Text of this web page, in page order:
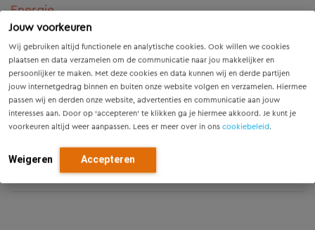
Jouw voorkeuren
Wij gebruiken altijd functionele en analytische cookies. Ook willen we cookies
plaatsen en data verzamelen om de communicatie naar jou makkelijker en
persoonlijker te maken. Met deze cookies en data kunnen wij en derde partijen
jouw internetgedrag binnen en buiten onze website volgen en verzamelen. Hiermee
passen wij en derden onze website, advertenties en communicatie aan jouw
interesses aan. Door op ‘accepteren’ te klikken ga je hiermee akkoord. Je kunt je
voorkeuren altijd weer aanpassen. Lees er meer over in ons cookiebeleid.
Weigeren Accepteren
Energie
Infrastructuur
Projecten
CE-markering Stormvloedkering Ramspol
inkoopinstrumenten voor emissieloze
bouwlogistiek en (bouw)materieel